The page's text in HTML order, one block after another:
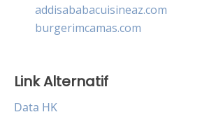
addisababacuisineaz.com
burgerimcamas.com
Link Alternatif
Data HK